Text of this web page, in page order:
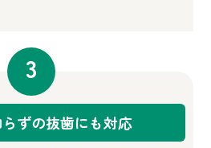
3
ずの抜歯にも対応